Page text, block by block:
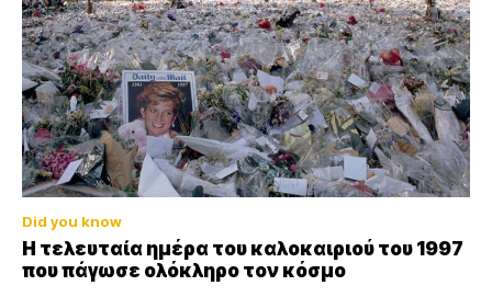
Did you know
Η τελευταία ημέρα του καλοκαιριού του 1997
που πάγωσε ολόκληρο τον κόσμο